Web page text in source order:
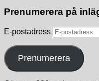
Prenumerera på
E-postadress
Prenumerera